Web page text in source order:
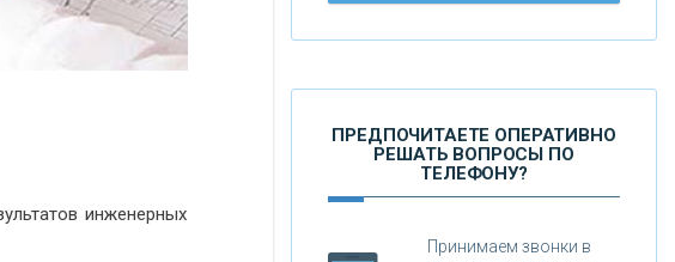
инженерных
ПРЕДПОЧИТАЕТЕ ОПЕРАТИВНО
РЕШАТЬ ВОПРОСЫ ПО
ТЕЛЕФОНУ?
Принимаем звонки в